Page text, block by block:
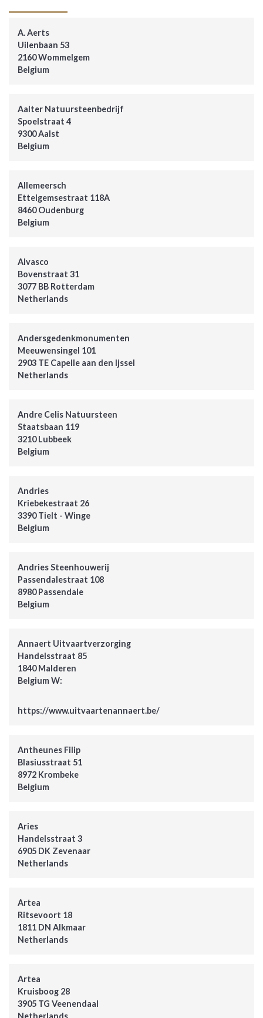
A. Aerts
Uilenbaan 53
2160 Wommelgem
Belgium
Aalter Natuursteenbedrijf
Spoelstraat 4
9300 Aalst
Belgium
Allemeersch
Ettelgemsestraat 118A
8460 Oudenburg
Belgium
Alvasco
Bovenstraat 31
3077 BB Rotterdam
Netherlands
Andersgedenkmonumenten
Meeuwensingel 101
2903 TE Capelle aan den Ijssel
Netherlands
Andre Celis Natuursteen
Staatsbaan 119
3210 Lubbeek
Belgium
Andries
Kriebekestraat 26
3390 Tielt - Winge
Belgium
Andries Steenhouwerij
Passendalestraat 108
8980 Passendale
Belgium
Annaert Uitvaartverzorging
Handelsstraat 85
1840 Malderen
Belgium W:
https://www.uitvaartenannaert.be/
Antheunes Filip
Blasiusstraat 51
8972 Krombeke
Belgium
Aries
Handelsstraat 3
6905 DK Zevenaar
Netherlands
Artea
Ritsevoort 18
1811 DN Alkmaar
Netherlands
Artea
Kruisboog 28
3905 TG Veenendaal
Netherlands